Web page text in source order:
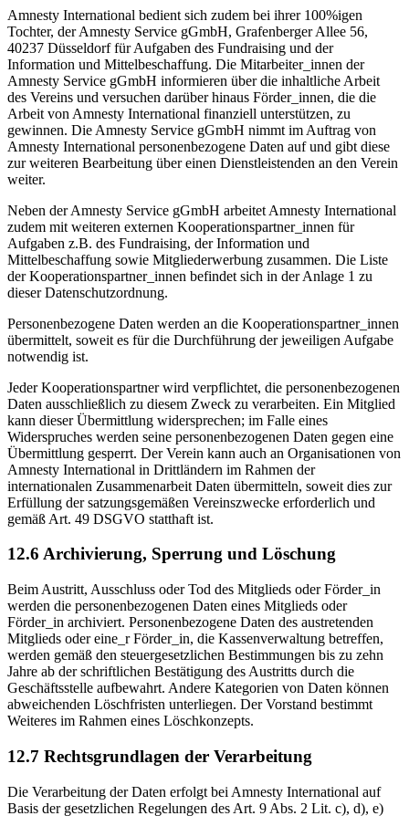
Amnesty International bedient sich zudem bei ihrer 100%igen
Tochter, der Amnesty Service gGmbH, Grafenberger Allee 56,
40237 Düsseldorf für Aufgaben des Fundraising und der
Information und Mittelbeschaffung. Die Mitarbeiter_innen der
Amnesty Service gGmbH informieren über die inhaltliche Arbeit
des Vereins und versuchen darüber hinaus Förder_innen, die die
Arbeit von Amnesty International finanziell unterstützen, zu
gewinnen. Die Amnesty Service gGmbH nimmt im Auftrag von
Amnesty International personenbezogene Daten auf und gibt diese
zur weiteren Bearbeitung über einen Dienstleistenden an den Verein
weiter.
Neben der Amnesty Service gGmbH arbeitet Amnesty International
zudem mit weiteren externen Kooperationspartner_innen für
Aufgaben z.B. des Fundraising, der Information und
Mittelbeschaffung sowie Mitgliederwerbung zusammen. Die Liste
der Kooperationspartner_innen befindet sich in der Anlage 1 zu
dieser Datenschutzordnung.
Personenbezogene Daten werden an die Kooperationspartner_innen
übermittelt, soweit es für die Durchführung der jeweiligen Aufgabe
notwendig ist.
Jeder Kooperationspartner wird verpflichtet, die personenbezogenen
Daten ausschließlich zu diesem Zweck zu verarbeiten. Ein Mitglied
kann dieser Übermittlung widersprechen; im Falle eines
Widerspruches werden seine personenbezogenen Daten gegen eine
Übermittlung gesperrt. Der Verein kann auch an Organisationen von
Amnesty International in Drittländern im Rahmen der
internationalen Zusammenarbeit Daten übermitteln, soweit dies zur
Erfüllung der satzungsgemäßen Vereinszwecke erforderlich und
gemäß Art. 49 DSGVO statthaft ist.
12.6 Archivierung, Sperrung und Löschung
Beim Austritt, Ausschluss oder Tod des Mitglieds oder Förder_in
werden die personenbezogenen Daten eines Mitglieds oder
Förder_in archiviert. Personenbezogene Daten des austretenden
Mitglieds oder eine_r Förder_in, die Kassenverwaltung betreffen,
werden gemäß den steuergesetzlichen Bestimmungen bis zu zehn
Jahre ab der schriftlichen Bestätigung des Austritts durch die
Geschäftsstelle aufbewahrt. Andere Kategorien von Daten können
abweichenden Löschfristen unterliegen. Der Vorstand bestimmt
Weiteres im Rahmen eines Löschkonzepts.
12.7 Rechtsgrundlagen der Verarbeitung
Die Verarbeitung der Daten erfolgt bei Amnesty International auf
Basis der gesetzlichen Regelungen des Art. 9 Abs. 2 Lit. c), d), e)